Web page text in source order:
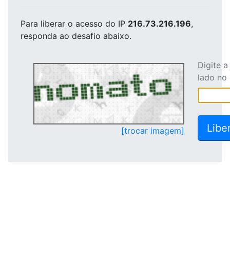
Para liberar o acesso do IP 216.73.216.196,
responda ao desafio abaixo.
[trocar imagem]
Digite
lado no